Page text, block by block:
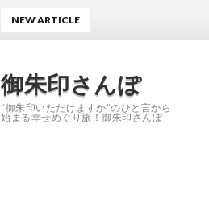
御朱印さんぽ
“御朱印いただけますか”のひと言から
始まる幸せめぐり旅！御朱印さんぽ
NEW ARTICLE